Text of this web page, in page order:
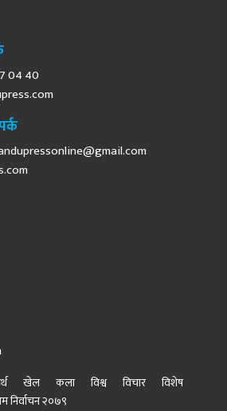
04 40
खेल कला विश्व विचार
विशेष
निर्वाचन २०७९